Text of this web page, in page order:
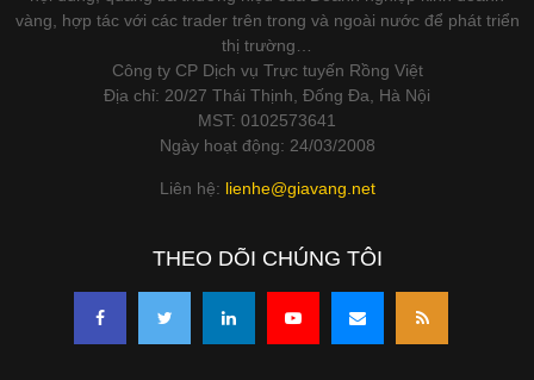
vàng, hợp tác với các trader trên trong và ngoài nước để phát triển
thị trường…
Công ty CP Dịch vụ Trực tuyến Rồng Việt
Địa chỉ: 20/27 Thái Thịnh, Đống Đa, Hà Nội
MST: 0102573641
Ngày hoạt động: 24/03/2008
Liên hệ: lienhe@giavang.net
THEO DÕI CHÚNG TÔI